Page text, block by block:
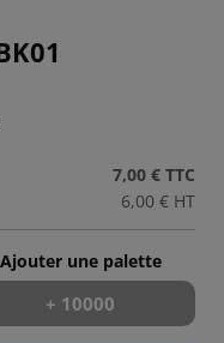
7,00 € TTC
6,00 € HT
Ajouter une palette
+ 10000